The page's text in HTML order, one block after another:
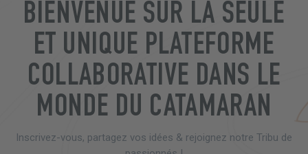
BIENVENUE SUR LA SEULE
ET UNIQUE PLATEFORME
COLLABORATIVE DANS LE
MONDE DU CATAMARAN
Inscrivez-vous, partagez vos idées & rejoignez notre Tribu de